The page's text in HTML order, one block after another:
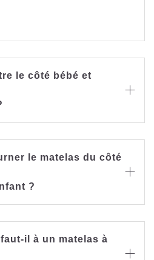
le côté bébé et

le matelas du côté
?

il à un matelas à
